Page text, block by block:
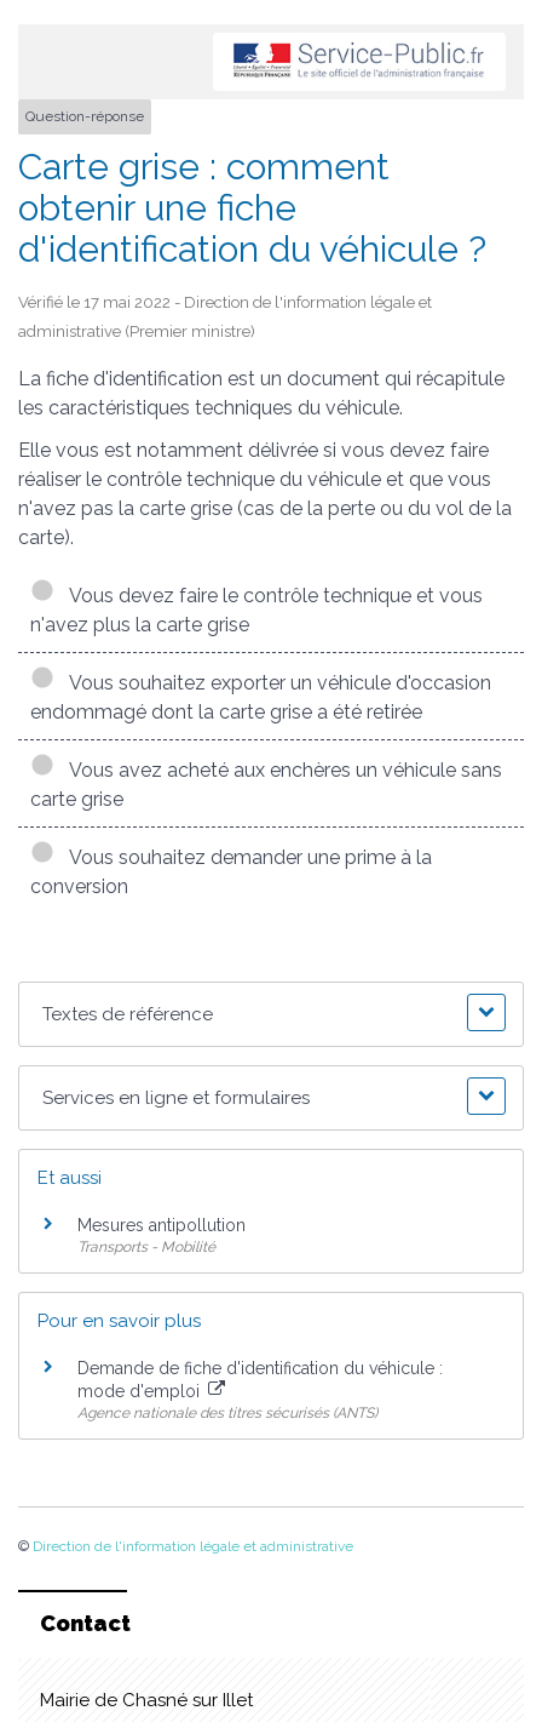
Question-réponse
Carte grise : comment
obtenir une fiche
d'identification du véhicule ?
Vérifié le 17 mai 2022 - Direction de l'information légale et
administrative (Premier ministre)
La fiche d'identification est un document qui récapitule
les caractéristiques techniques du véhicule.
Elle vous est notamment délivrée si vous devez faire
réaliser le contrôle technique du véhicule et que vous
n'avez pas la carte grise (cas de la perte ou du vol de la
carte).
Vous devez faire le contrôle technique et vous
n'avez plus la carte grise
Vous souhaitez exporter un véhicule d'occasion
endommagé dont la carte grise a été retirée
Vous avez acheté aux enchères un véhicule sans
carte grise
Vous souhaitez demander une prime à la
conversion
Textes de référence
Services en ligne et formulaires
Et aussi
Mesures antipollution
Transports - Mobilité
Pour en savoir plus
Demande de fiche d'identification du véhicule :
mode d'emploi
Agence nationale des titres sécurisés (ANTS)
© Direction de l'information légale et administrative
Contact
Mairie de Chasné sur Illet